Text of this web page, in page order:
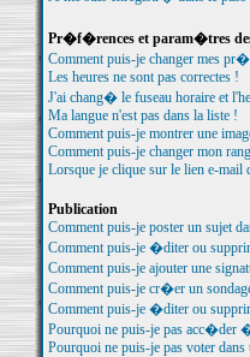
Pr�f�rences et param�tres
Comment puis-je changer mes
Les heures ne sont pas correctes !
J'ai chang� le fuseau horaire et
Ma langue n'est pas dans la liste !
Comment puis-je montrer une
Comment puis-je changer mon
Lorsque je clique sur le lien e-mail
Publication
Comment puis-je poster un sujet
Comment puis-je �diter ou
Comment puis-je ajouter une
Comment puis-je cr�er un
Comment puis-je �diter ou
Pourquoi ne puis-je pas acc�der
Pourquoi ne puis-je pas voter dans